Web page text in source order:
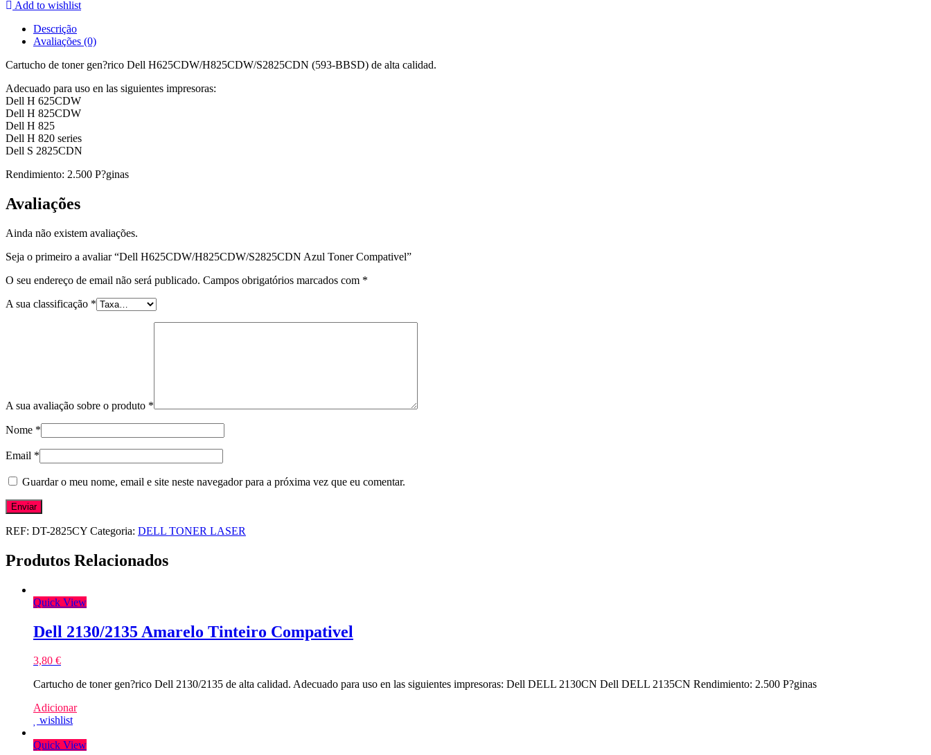
Azul
Compativel
Add to wishlist
Descrição
Avaliações (0)
Cartucho de toner gen?rico Dell H625CDW/H825CDW/S2825CDN (593-BBSD) de alta calidad.
Adecuado para uso en las siguientes impresoras:
Dell H 625CDW
Dell H 825CDW
Dell H 825
Dell H 820 series
Dell S 2825CDN
Rendimiento: 2.500 P?ginas
Avaliações
Ainda não existem avaliações.
Seja o primeiro a avaliar “Dell H625CDW/H825CDW/S2825CDN Azul Toner Compativel”
O seu endereço de email não será publicado. Campos obrigatórios marcados com *
A sua classificação *
A sua avaliação sobre o produto *
Nome *
Email *
Guardar o meu nome, email e site neste navegador para a próxima vez que eu comentar.
REF: DT-2825CY Categoria: DELL TONER LASER
Produtos Relacionados
Quick View
Dell 2130/2135 Amarelo Tinteiro Compativel
3,80 €
Cartucho de toner gen?rico Dell 2130/2135 de alta calidad. Adecuado para uso en las siguientes impresoras: Dell DELL 2130CN Dell DELL 2135CN Rendimiento: 2.500 P?ginas
Adicionar
wishlist
Quick View